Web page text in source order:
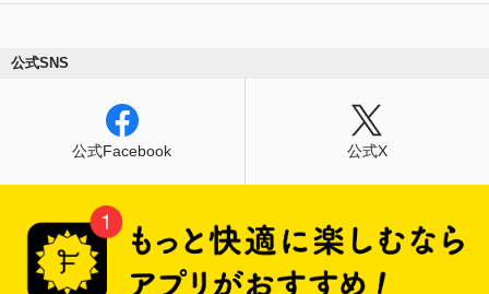
公式SNS
公式Facebook 公式X